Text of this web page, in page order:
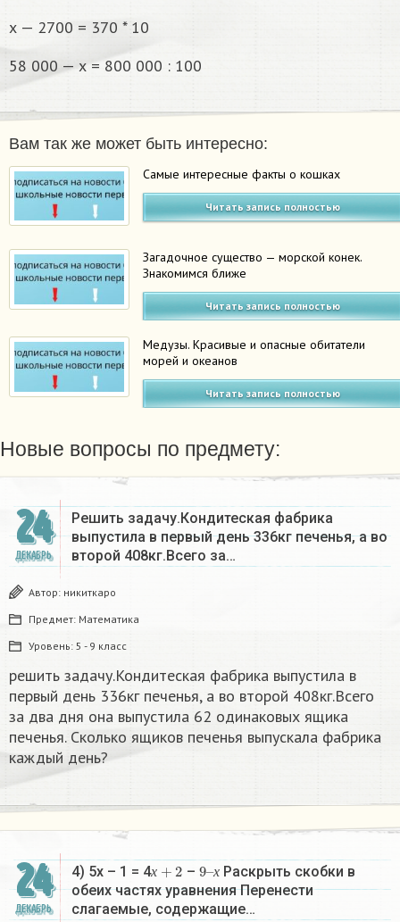
х — 2700 = 370 * 10
58 000 — х = 800 000 : 100
Вам так же может быть интересно:
Самые интересные факты о кошках
Читать запись полностью
Загадочное существо — морской конек.
Знакомимся ближе
Читать запись полностью
Медузы. Красивые и опасные обитатели
морей и океанов
Читать запись полностью
Новые вопросы по предмету:
24
ДЕКАБРЬ
Решить задачу.Кондитеская фабрика
выпустила в первый день 336кг печенья, а во
второй 408кг.Всего за…
Автор: никиткаро
Предмет: Математика
Уровень: 5 - 9 класс
решить задачу.Кондитеская фабрика выпустила в
первый день 336кг печенья, а во второй 408кг.Всего
за два дня она выпустила 62 одинаковых ящика
печенья. Сколько ящиков печенья выпускала фабрика
каждый день?
24
ДЕКАБРЬ
4) 5х – 1 = 4х
х+2 – х
9–
х
Раскрыть скобки в
обеих частях уравнения Перенести
слагаемые, содержащие…